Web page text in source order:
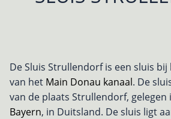
De Sluis Strullendorf is een sluis
van het Main Donau kanaal. De
van de plaats Strullendorf, gelegen
Bayern, in Duitsland. De sluis ligt